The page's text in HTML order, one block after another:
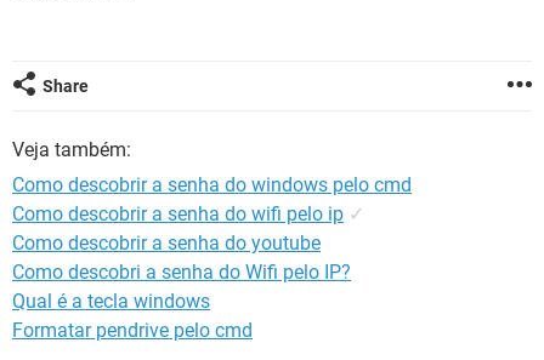
GUIA DE COMPRAS
Share
Veja também:
Como descobrir a senha do windows pelo cmd
Como descobrir a senha do wifi pelo ip ✓
Como descobrir a senha do youtube
Como descobri a senha do Wifi pelo IP?
Qual é a tecla windows
Formatar pendrive pelo cmd